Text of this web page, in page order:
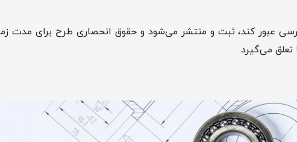
عبور کند، ثبت و منتشر می‌شود و حقوق انحصاری طرح برای مدت